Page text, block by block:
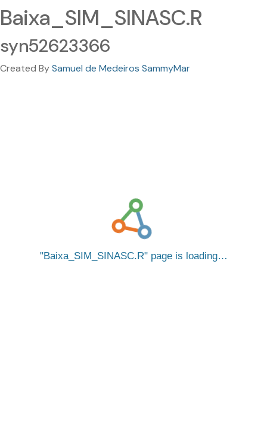
Baixa_SIM_SINASC.R
syn52623366
Created BySamuel de Medeiros SammyMar
Baixa_SIM_SINASC.R page is loading…